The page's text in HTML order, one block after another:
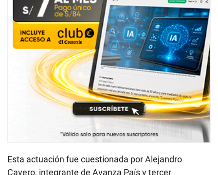
Esta actuación fue cuestionada por Alejandro
Cavero, integrante de Avanza País y tercer